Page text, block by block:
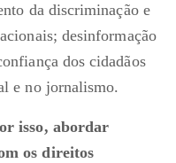
da discriminação e
desinformação
dos cidadãos
e no jornalismo.
isso, abordar
os direitos